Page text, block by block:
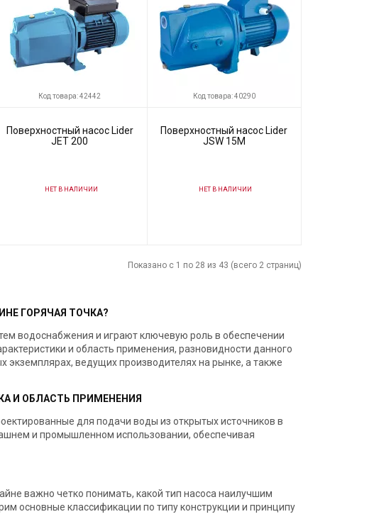
Код товара: 42442
Поверхностный насос Lider
JET 200
НЕТ В НАЛИЧИИ
Код товара: 40290
Поверхностный насос Lider
JSW 15М
НЕТ В НАЛИЧИИ
Показано с 1 по 28 из 43 (всего 2 страниц)
ГОРЯЧАЯ ТОЧКА?
водоснабжения и играют ключевую роль в обеспечении
и область применения, разновидности данного
ведущих производителях на рынке, а также
И ОБЛАСТЬ ПРИМЕНЕНИЯ
для подачи воды из открытых источников в
и промышленном использовании, обеспечивая
важно четко понимать, какой тип насоса наилучшим
основные классификации по типу конструкции и принципу